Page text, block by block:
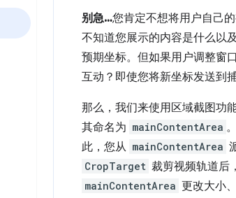
别急…您肯定不想将用户自己
不知道您展示的内容是什么以
预期坐标。但如果用户调整窗
互动？即使您将新坐标发送到
那么，我们来使用区域截图功
其命名为 mainContentArea
此，您从 mainContentArea
CropTarget 裁剪视频轨道后
mainContentArea 更改大小